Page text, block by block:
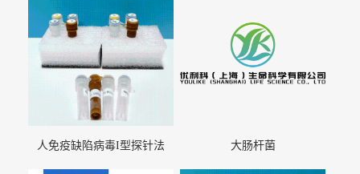
人免疫缺陷病毒I型探针法
大肠杆菌